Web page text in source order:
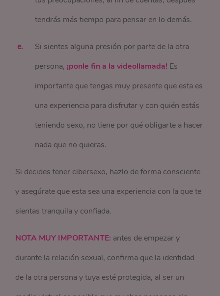
tendrás más tiempo para pensar en lo demás.
Si sientes alguna presión por parte de la otra
persona, ¡ponle fin a la videollamada! Es
importante que tengas muy presente que esta es
una experiencia para disfrutar y con quién estás
teniendo sexo, no tiene por qué obligarte a hacer
nada que no quieras.
Si decides tener cibersexo, hazlo de forma consciente
y asegúrate que esta sea una experiencia con la que te
sientas tranquila y confiada.
NOTA MUY IMPORTANTE: antes de empezar y
durante la relación sexual, confirma que la identidad
de la otra persona y tuya esté protegida, al ser un